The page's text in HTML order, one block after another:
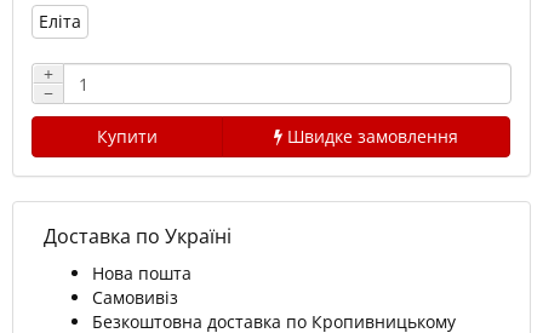
Еліта
+
−
Купити
Швидке замовлення
Доставка по Україні
Нова пошта
Самовивіз
Безкоштовна доставка по Кропивницькому